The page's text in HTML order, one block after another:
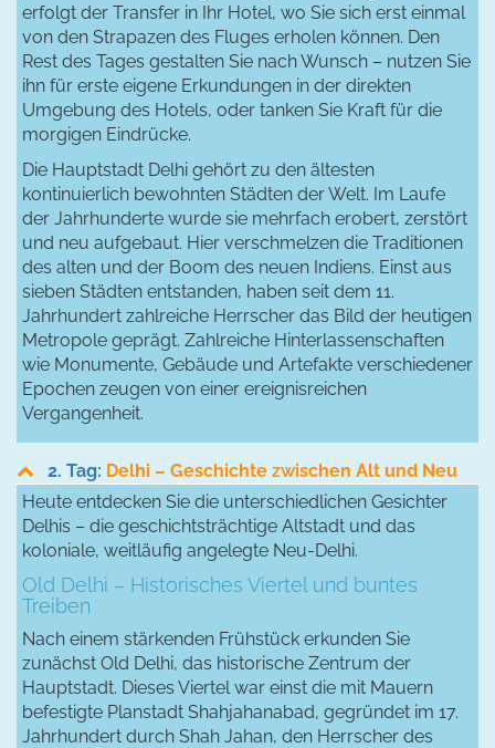
erfolgt der Transfer in Ihr Hotel, wo Sie sich erst einmal
von den Strapazen des Fluges erholen können. Den
Rest des Tages gestalten Sie nach Wunsch – nutzen Sie
ihn für erste eigene Erkundungen in der direkten
Umgebung des Hotels, oder tanken Sie Kraft für die
morgigen Eindrücke.
Die Hauptstadt Delhi gehört zu den ältesten
kontinuierlich bewohnten Städten der Welt. Im Laufe
der Jahrhunderte wurde sie mehrfach erobert, zerstört
und neu aufgebaut. Hier verschmelzen die Traditionen
des alten und der Boom des neuen Indiens. Einst aus
sieben Städten entstanden, haben seit dem 11.
Jahrhundert zahlreiche Herrscher das Bild der heutigen
Metropole geprägt. Zahlreiche Hinterlassenschaften
wie Monumente, Gebäude und Artefakte verschiedener
Epochen zeugen von einer ereignisreichen
Vergangenheit.
2. Tag: Delhi – Geschichte zwischen Alt und Neu
Heute entdecken Sie die unterschiedlichen Gesichter
Delhis – die geschichtsträchtige Altstadt und das
koloniale, weitläufig angelegte Neu-Delhi.
Old Delhi – Historisches Viertel und buntes
Treiben
Nach einem stärkenden Frühstück erkunden Sie
zunächst Old Delhi, das historische Zentrum der
Hauptstadt. Dieses Viertel war einst die mit Mauern
befestigte Planstadt Shahjahanabad, gegründet im 17.
Jahrhundert durch Shah Jahan, den Herrscher des